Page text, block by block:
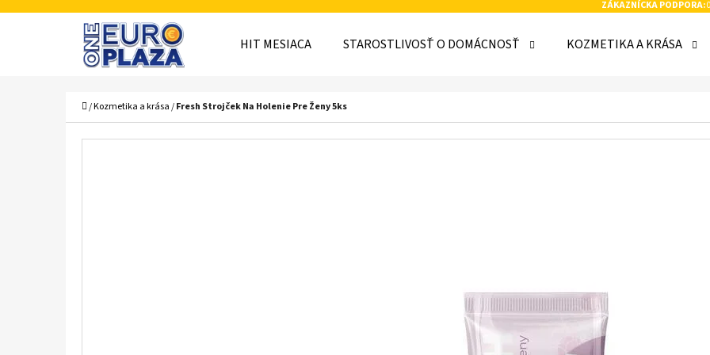
Prejsť
ZÁKAZNÍCKA PODPORA:
HIT MESIACA STAROSTLIVOSŤ O DOMÁCNOSŤ KOZMETIKA A KRÁSA
Domov
/Kozmetika a krása/Fresh Strojček Na Holenie Pre Ženy 5ks
K
Späť
Späť
ČO POTREBUJETE NÁJSŤ?